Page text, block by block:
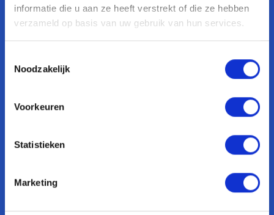
informatie die u aan ze heeft verstrekt of die ze hebben
verzameld op basis van uw gebruik van hun services.
Noodzakelijk
Voorkeuren
Statistieken
Marketing
Olifant Media
B corp
Algemene voorwaarden